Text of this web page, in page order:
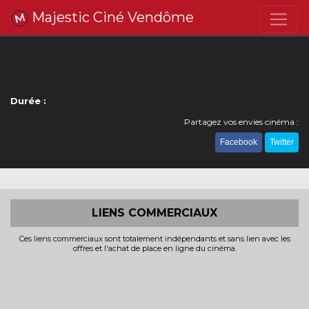
Majestic Ciné Vendôme
Durée :
Partagez vos envies cinéma :
Facebook Twitter
LIENS COMMERCIAUX
Ces liens commerciaux sont totalement indépendants et sans lien avec les
offres et l'achat de place en ligne du cinéma.